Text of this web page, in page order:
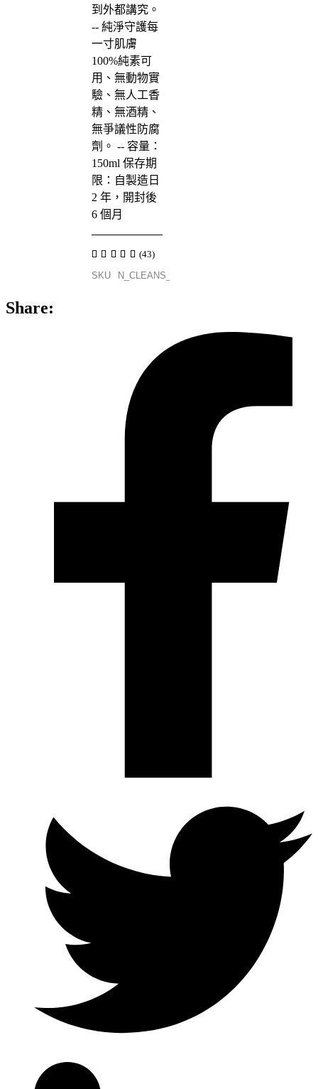
到外都講究。
--純淨守護每
一寸肌膚​
100%純素可
用、無動物實
驗、無人工香
精、無酒精、
無爭議性防腐
劑。 --容量：
150ml 保存期
限：自製造日
2 年，開封後
6 個月
(43)
SKU
N_CLEANS_150_ORG
Share: